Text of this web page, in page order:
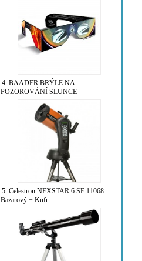
4. BAADER BRÝLE NA
POZOROVÁNÍ SLUNCE
5. Celestron NEXSTAR 6 SE 11068
Bazarový + Kufr